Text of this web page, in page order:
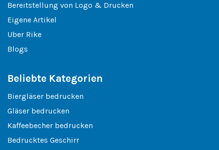
Bereitstellung von Logo & Drucken
Eigene Artikel
Uber Rike
Blogs
Beliebte Kategorien
Biergläser bedrucken
Gläser bedrucken
Kaffeebecher bedrucken
Bedrucktes Geschirr